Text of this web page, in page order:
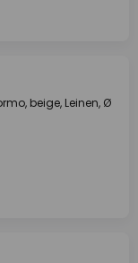
beige, Leinen, Ø